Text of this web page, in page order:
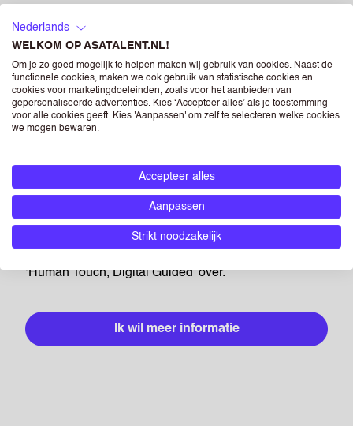
werkt.
Ook recruitment kan steeds slimmer en innovatiever.
We vinden dus altijd een passende, creatieve
oplossing om onze ASA-vacatures in te vullen. Zo
bij een uitzendbureau, maar investeren we ook in
online recruiters, digitaliseren waar het kan en samen
met Growth Hackers recruiten we op een manier die
bij de doelgroep past. Meer weten over hoe digitaal en
innovatief we werken? Wij schreven er de trendpaper
‘Human Touch, Digital Guided’ over.
Ik wil meer informatie
Nederlands
WELKOM OP ASATALENT.NL!
Om je zo goed mogelijk te helpen maken wij gebruik van cookies. Naast de
functionele cookies, maken we ook gebruik van statistische cookies en
cookies voor marketingdoeleinden, zoals voor het aanbieden van
gepersonaliseerde advertenties. Kies ‘Accepteer alles’ als je toestemming
voor alle cookies geeft. Kies 'Aanpassen' om zelf te selecteren welke cookies
we mogen bewaren.
Accepteer alles
Aanpassen
Strikt noodzakelijk